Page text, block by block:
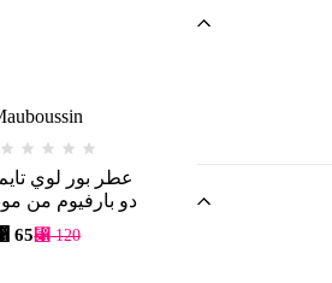
عطر بور لوي
دو بارفيوم من
200 مل
⃁120
65